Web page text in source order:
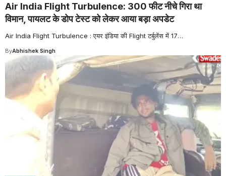
Air India Flight Turbulence: 300 फीट नीचे गिरा था
विमान, पायलट के डोप टेस्ट को लेकर आया बड़ा अपडेट
Air India Flight Turbulence : एयर इंडिया की Flight टर्बुलेंस में 17…
ByAbhishek Singh